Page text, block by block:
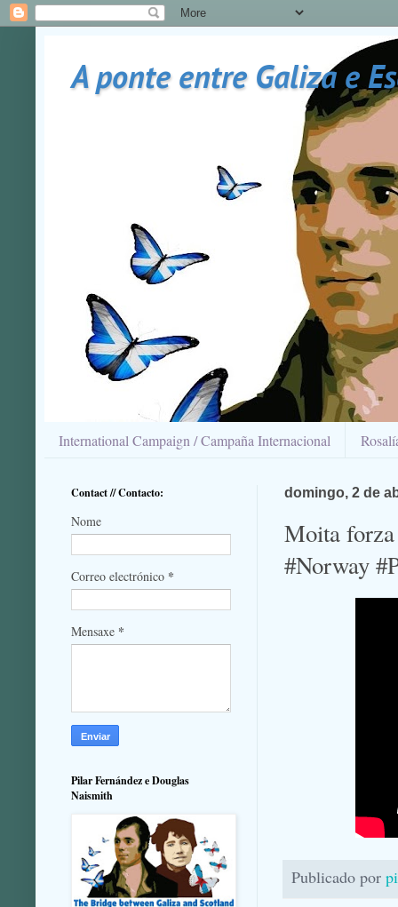
A ponte entre Galiza e
International Campaign / Campaña Internacional
domingo, 2 de
Moita
#Norway
Publicado por
Contact // Contacto:
Nome
Correo electrónico *
Mensaxe *
Pilar Fernández e Douglas
Naismith